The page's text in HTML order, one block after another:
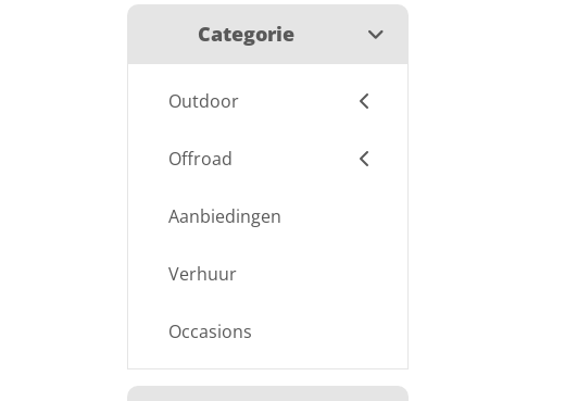
Categorie
Outdoor
Offroad
Aanbiedingen
Verhuur
Occasions